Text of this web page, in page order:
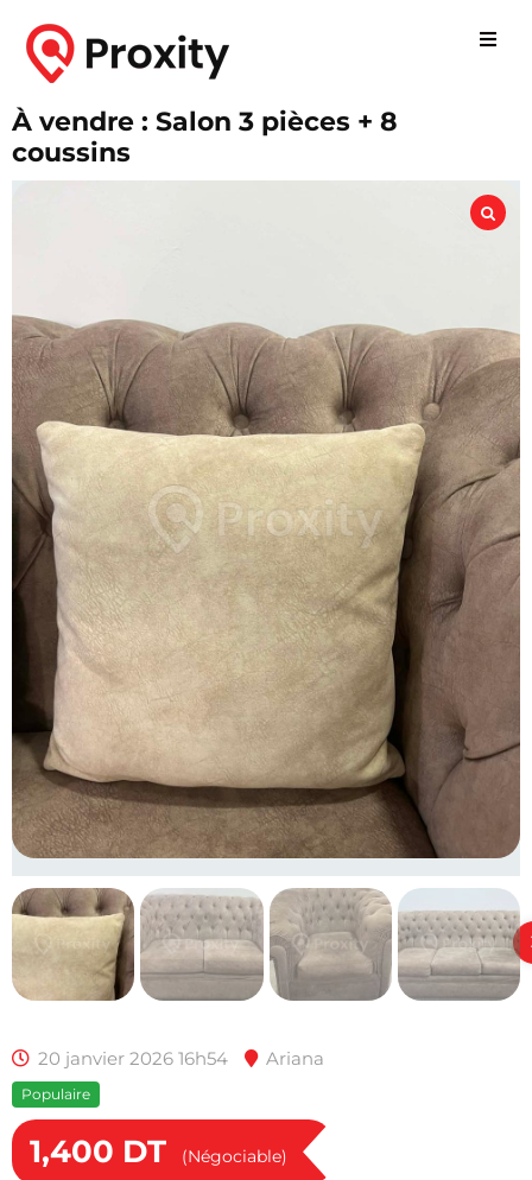
À vendre : Salon 3 pièces + 8
coussins
20 janvier 2026 16h54 Ariana
Populaire
1,400 DT (Négociable)